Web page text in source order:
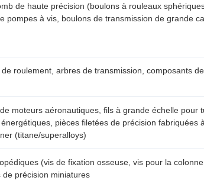
de haute précision (boulons à rouleaux
pompes à vis, boulons de transmission de grande
de roulement, arbres de transmission, composants
moteurs aéronautiques, fils à grande échelle pour
pièces filetées de précision fabriquées
(titane/superalloys)
(vis de fixation osseuse, vis pour la
de précision miniatures